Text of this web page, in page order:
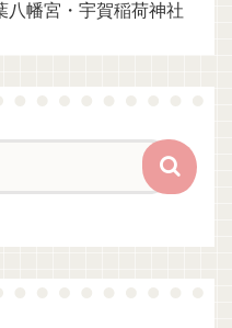
八幡宮・宇賀稲荷神社